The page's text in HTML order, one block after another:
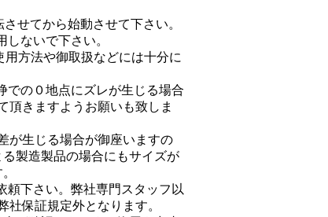
せてから始動させて下さい。
ないで下さい。
方法や御取扱などには十分に
での０地点にズレが生じる場合
頂きますようお願いも致しま
が生じる場合が御座いますの
製造製品の場合にもサイズが
下さい。弊社専門スタッフ以
社保証規定外となります。